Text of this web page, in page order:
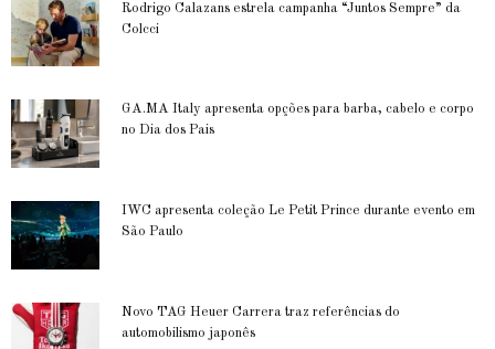
Rodrigo Calazans estrela campanha “Juntos Sempre” da
Colcci
GA.MA Italy apresenta opções para barba, cabelo e corpo
no Dia dos Pais
IWC apresenta coleção Le Petit Prince durante evento em
São Paulo
Novo TAG Heuer Carrera traz referências do
automobilismo japonês